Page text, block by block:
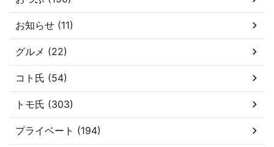
お知らせ (11)
グルメ (22)
コト氏 (54)
トモ氏 (303)
プライベート (194)